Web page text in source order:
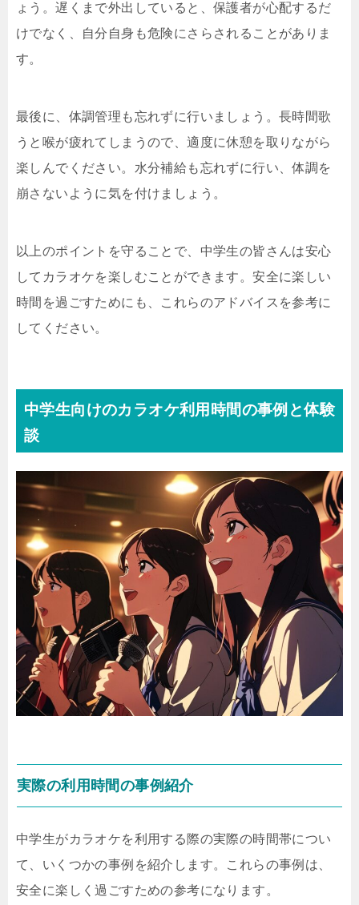
ょう。遅くまで外出していると、保護者が心配するだ
けでなく、自分自身も危険にさらされることがありま
す。
最後に、体調管理も忘れずに行いましょう。長時間歌
うと喉が疲れてしまうので、適度に休憩を取りながら
楽しんでください。水分補給も忘れずに行い、体調を
崩さないように気を付けましょう。
以上のポイントを守ることで、中学生の皆さんは安心
してカラオケを楽しむことができます。安全に楽しい
時間を過ごすためにも、これらのアドバイスを参考に
してください。
中学生向けのカラオケ利用時間の事例と体験
談
実際の利用時間の事例紹介
中学生がカラオケを利用する際の実際の時間帯につい
て、いくつかの事例を紹介します。これらの事例は、
安全に楽しく過ごすための参考になります。